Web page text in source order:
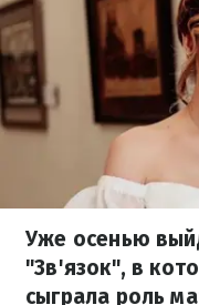
Уже осенью
"Зв'язок", в
сыграла роль